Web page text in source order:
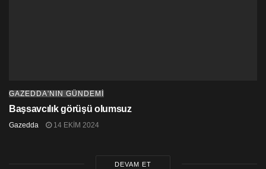
GAZEDDA'NIN GÜNDEMİ
Başsavcılık görüşü olumsuz
Gazedda 14 EKIM 2024
DEVAM ET